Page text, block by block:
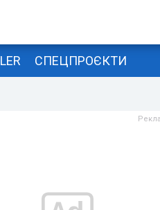
СПЕЦПРОЄКТИ